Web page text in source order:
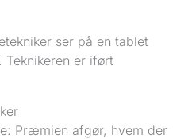
Præmien afgør, hvem der